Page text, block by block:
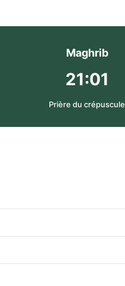
Maghrib
21:01
Prière du crépuscule